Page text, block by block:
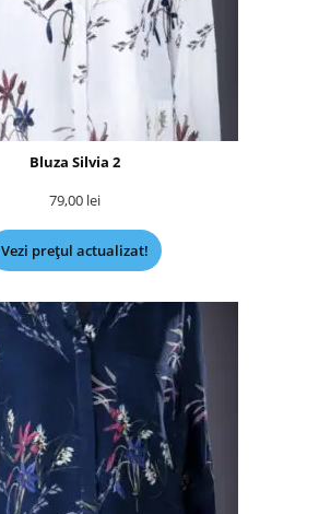
Bluza Silvia 2
79,00 lei
Vezi prețul actualizat!